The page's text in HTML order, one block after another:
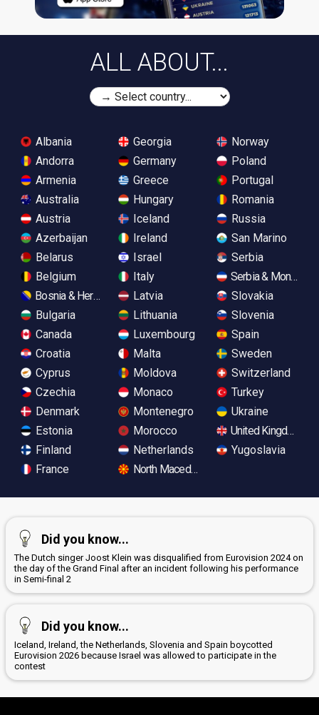
ALL ABOUT...
Albania
Andorra
Armenia
Australia
Austria
Azerbaijan
Belarus
Belgium
Bosnia & Herzegovina
Bulgaria
Canada
Croatia
Cyprus
Czechia
Denmark
Estonia
Finland
France
Georgia
Germany
Greece
Hungary
Iceland
Ireland
Israel
Italy
Latvia
Lithuania
Luxembourg
Malta
Moldova
Monaco
Montenegro
Morocco
Netherlands
North Macedonia
Norway
Poland
Portugal
Romania
Russia
San Marino
Serbia
Serbia &
Slovakia
Slovenia
Spain
Sweden
Switzerland
Turkey
Ukraine
United Kingdom
Yugoslavia
Did you know...
The Dutch singer Joost Klein was disqualified from Eurovision 2024 on
the day of the Grand Final after an incident following his performance
in Semi-final 2
Did you know...
Iceland, Ireland, the Netherlands, Slovenia and Spain boycotted
Eurovision 2026 because Israel was allowed to participate in the
contest